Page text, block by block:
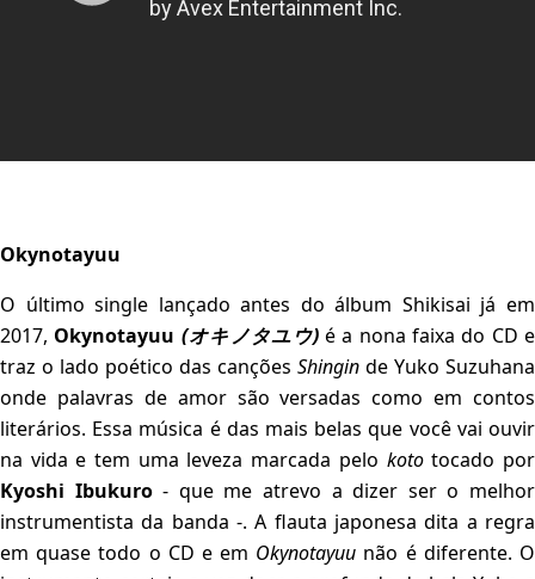
Okynotayuu
O último single lançado antes do álbum Shikisai já em
2017, Okynotayuu (オキノタユウ) é a nona faixa do CD e
traz o lado poético das canções Shingin de Yuko Suzuhana
onde palavras de amor são versadas como em contos
literários. Essa música é das mais belas que você vai ouvir
na vida e tem uma leveza marcada pelo kototocado por
Kyoshi Ibukuro- que me atrevo a dizer ser o melhor
instrumentista da banda -. A flauta japonesa dita a regra
em quase todo o CD e em Okynotayuu não é diferente. O